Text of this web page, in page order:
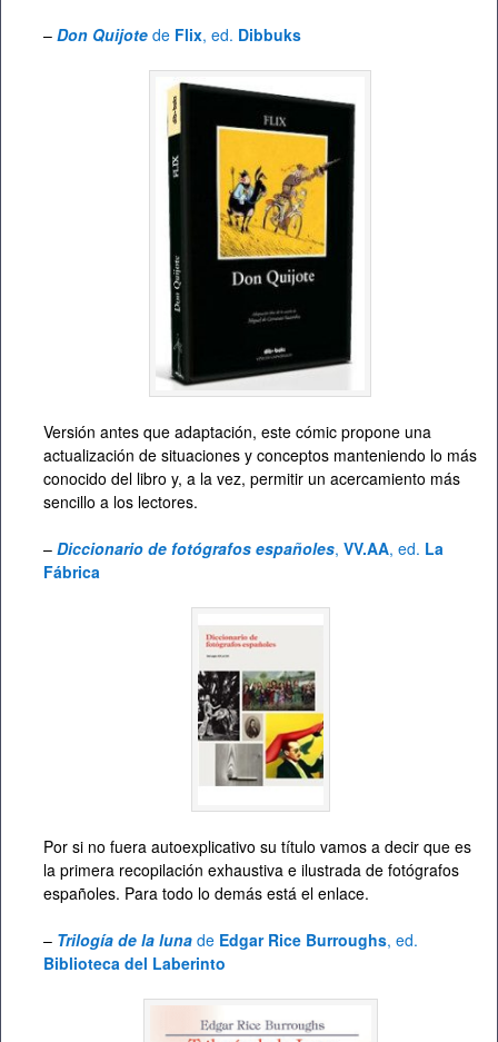
– Don Quijote de Flix, ed. Dibbuks
Versión antes que adaptación, este cómic propone una
actualización de situaciones y conceptos manteniendo lo más
conocido del libro y, a la vez, permitir un acercamiento más
sencillo a los lectores.
– Diccionario de fotógrafos españoles, VV.AA, ed. La
Fábrica
Por si no fuera autoexplicativo su título vamos a decir que es
la primera recopilación exhaustiva e ilustrada de fotógrafos
españoles. Para todo lo demás está el enlace.
– Trilogía de la luna de Edgar Rice Burroughs, ed.
Biblioteca del Laberinto